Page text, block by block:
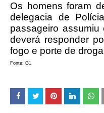
Os homens foram
delegacia de
passageiro
deverá responder
fogo e porte de
Fonte: G1